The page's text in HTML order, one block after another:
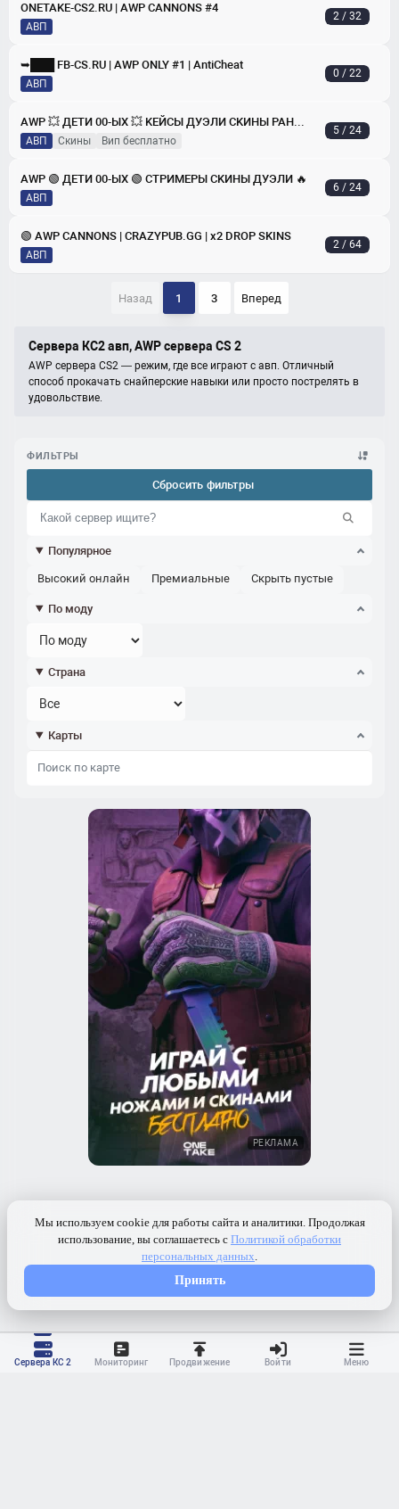
ONETAKE-CS2.RU | AWP CANNONS #4
АВП
2 / 32
➥███ FB-CS.RU | AWP ONLY #1 | AntiCheat
АВП
0 / 22
AWP 💥 ДЕTИ 00-ЫX 💥 KEЙCЫ ДУЭЛИ CKИHЫ PAHГИ
АВП скины вип бесплатно
5 / 24
AWP 🟢 ДЕTИ 00-ЫX 🟢 CTPИMEPЫ CKИHЫ ДУЭЛИ 🔥
АВП
6 / 24
🟢 AWP CANNONS | CRAZYPUB.GG | x2 DROP SKINS
АВП
2 / 64
Назад 1 3 Вперед
Сервера КС2 авп, AWP сервера CS 2
AWP сервера CS2 — режим, где все играют с авп. Отличный
способ прокачать снайперские навыки или просто пострелять в
удовольствие.
ФИЛЬТРЫ
Сбросить фильтры
Популярное
Высокий онлайн Премиальные Скрыть пустые
По моду
Страна
Карты
РЕКЛАМА
Сервера КС 2 Мониторинг Продвижение Войти Меню